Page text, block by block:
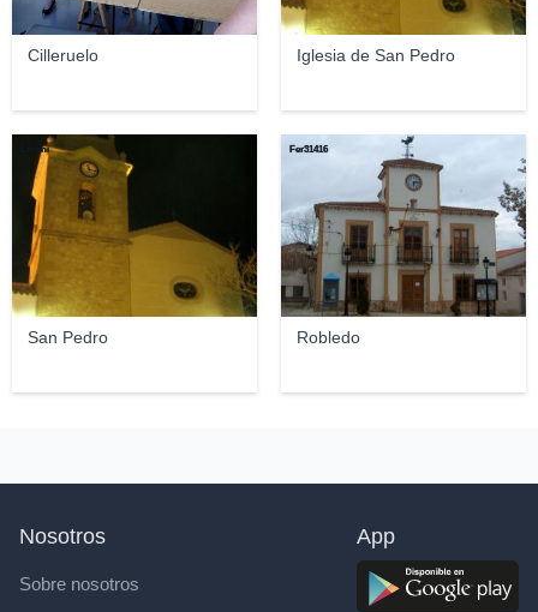
Cilleruelo Iglesia de San Pedro
San Pedro
Lionni
Robledo
Fer31416
Nosotros
Sobre nosotros
App